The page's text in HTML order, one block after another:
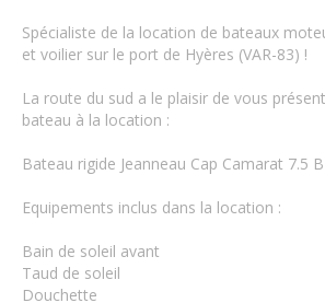
Spécialiste de la location de bateaux
et voilier sur le port de Hyères (VAR-83) !
La route du sud a le plaisir de vous
bateau à la location :
Bateau rigide Jeanneau Cap Camarat 7.5
Equipements inclus dans la location :
Bain de soleil avant
Taud de soleil
Douchette